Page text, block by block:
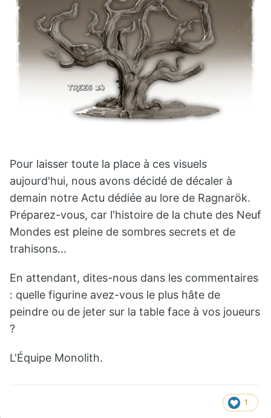
Pour laisser toute la place à ces visuels
aujourd'hui, nous avons décidé de décaler à
demain notre Actu dédiée au lore de Ragnarök.
Préparez-vous, car l'histoire de la chute des Neuf
Mondes est pleine de sombres secrets et de
trahisons...
En attendant, dites-nous dans les commentaires
: quelle figurine avez-vous le plus hâte de
peindre ou de jeter sur la table face à vos joueurs
?
L'Équipe Monolith.
1